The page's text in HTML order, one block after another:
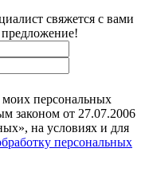
свяжется с вами
моих персональных
законом от 27.07.2006
на условиях и для
персональных